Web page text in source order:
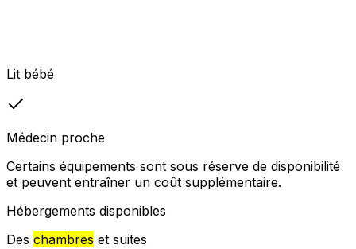
Lit bébé
Médecin proche
Certains équipements sont sous réserve de disponibilité
et peuvent entraîner un coût supplémentaire.
Hébergements disponibles
Des chambres et suites